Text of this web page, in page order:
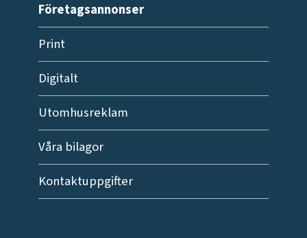
Företagsannonser
Print
Digitalt
Utomhusreklam
Våra bilagor
Kontaktuppgifter